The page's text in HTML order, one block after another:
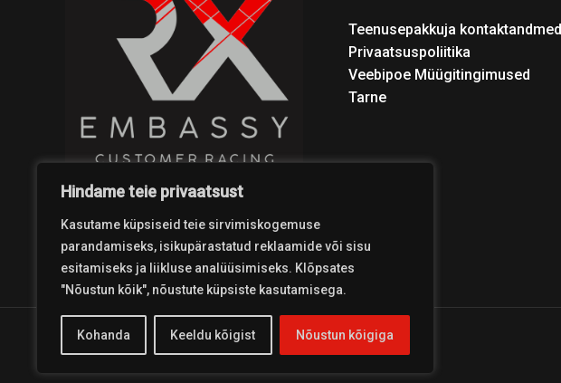
Hindame teie privaatsust
Kasutame küpsiseid teie sirvimiskogemuse
parandamiseks, isikupärastatud reklaamide või sisu
esitamiseks ja liikluse analüüsimiseks. Klõpsates
"Nõustun kõik", nõustute küpsiste kasutamisega.
Kohanda Keeldu kõigist Nõustun kõigiga
Teenusepakkuja kontaktandmed
Privaatsuspoliitika
Veebipoe Müügitingimused
Tarne
Copyright © 2026 Coolest Crosskart Shop